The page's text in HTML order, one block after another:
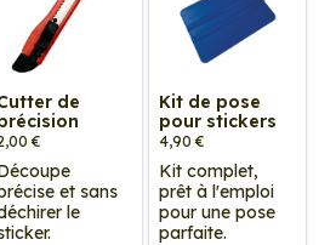
de
€
et sans
le
Kit de pose
pour stickers
4,90 €
Kit complet,
prêt à l'emploi
pour une pose
parfaite.